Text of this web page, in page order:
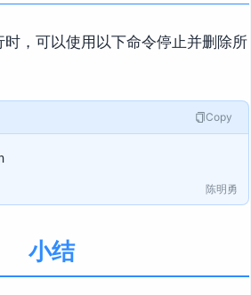
，可以使用以下命令停止并删除所
Copy
陈明勇
小结